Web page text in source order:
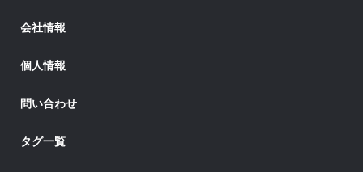
会社情報
個人情報
問い合わせ
タグ一覧